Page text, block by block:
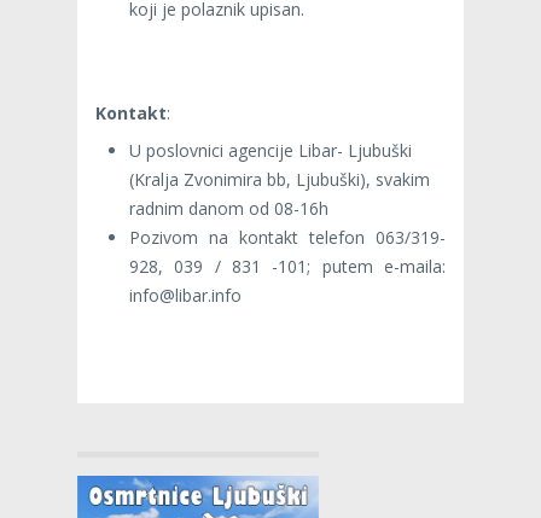
koji je polaznik upisan.
Kontakt:
U poslovnici agencije Libar- Ljubuški
(Kralja Zvonimira bb, Ljubuški), svakim
radnim danom od 08-16h
Pozivom na kontakt telefon 063/319-
928, 039 / 831 -101; putem e-maila:
info@libar.info